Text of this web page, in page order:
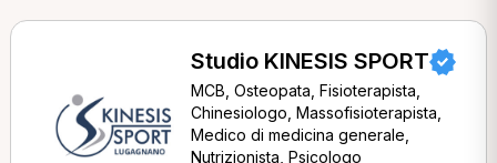
Studio KINESIS SPORT
MCB, Osteopata, Fisioterapista,
Chinesiologo, Massofisioterapista,
Medico di medicina generale,
Nutrizionista, Psicologo